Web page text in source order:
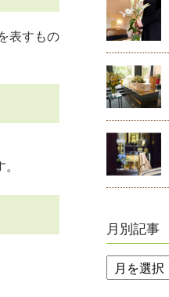
表すもの
月別記事